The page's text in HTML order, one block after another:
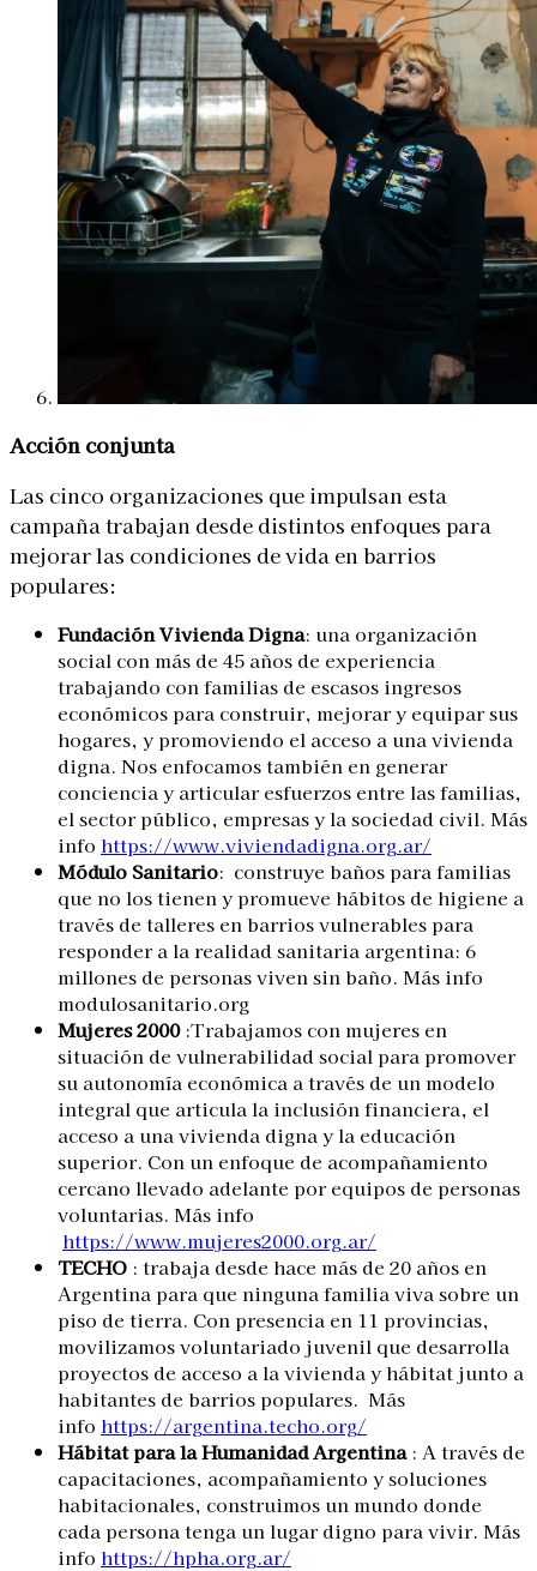
Acción conjunta
Las cinco organizaciones que impulsan esta
campaña trabajan desde distintos enfoques para
mejorar las condiciones de vida en barrios
populares:
Fundación Vivienda Digna: una organización
social con más de 45 años de experiencia
trabajando con familias de escasos ingresos
económicos para construir, mejorar y equipar sus
hogares, y promoviendo el acceso a una vivienda
digna. Nos enfocamos también en generar
conciencia y articular esfuerzos entre las familias,
el sector público, empresas y la sociedad civil. Más
info https://www.viviendadigna.org.ar/
Módulo Sanitario: construye baños para familias
que no los tienen y promueve hábitos de higiene a
través de talleres en barrios vulnerables para
responder a la realidad sanitaria argentina: 6
millones de personas viven sin baño. Más info
modulosanitario.org
Mujeres 2000:Trabajamos con mujeres en
situación de vulnerabilidad social para promover
su autonomía económica a través de un modelo
integral que articula la inclusión financiera, el
acceso a una vivienda digna y la educación
superior. Con un enfoque de acompañamiento
cercano llevado adelante por equipos de personas
voluntarias. Más info
https://www.mujeres2000.org.ar/
TECHO : trabaja desde hace más de 20 años en
Argentina para que ninguna familia viva sobre un
piso de tierra. Con presencia en 11 provincias,
movilizamos voluntariado juvenil que desarrolla
proyectos de acceso a la vivienda y hábitat junto a
habitantes de barrios populares. Más
info https://argentina.techo.org/
Hábitat para la Humanidad Argentina: A través de
capacitaciones, acompañamiento y soluciones
habitacionales, construimos un mundo donde
cada persona tenga un lugar digno para vivir. Más
info https://hpha.org.ar/